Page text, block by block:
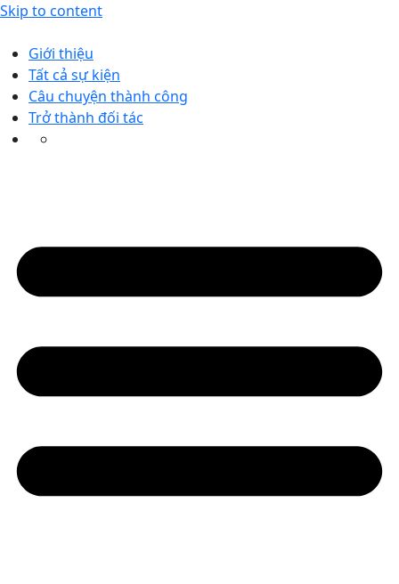
Skip to content
Giới thiệu
Tất cả sự kiện
Câu chuyện thành công
Trở thành đối tác